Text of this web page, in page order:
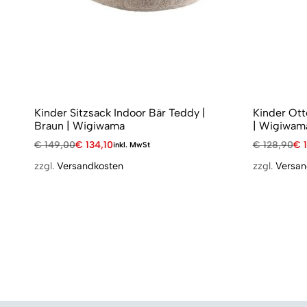
Kinder Sitzsack Indoor Bär Teddy |
Braun | Wigiwama
€149,00€ 134,10inkl. MwSt
zzgl. Versandkosten
Kinder
|
€128,90€
zzgl.